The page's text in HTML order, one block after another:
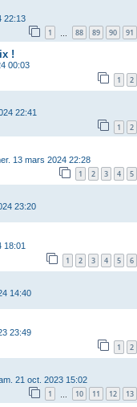
22:13
1 88 89 90 91
!
00:03
1 2
22:41
1 2
13 mars 2024 22:28
1 2 3 4 5
23:20
18:01
1 2 3 4 5 6
14:40
23:49
1 2
21 oct. 2023 15:02
1 10 11 12 13